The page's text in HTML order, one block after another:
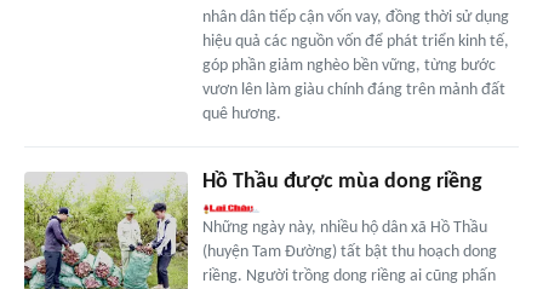
nhân dân tiếp cận vốn vay, đồng thời sử dụng
hiệu quả các nguồn vốn để phát triển kinh tế,
góp phần giảm nghèo bền vững, từng bước
vươn lên làm giàu chính đáng trên mảnh đất
quê hương.
Hồ Thầu được mùa dong riềng
Những ngày này, nhiều hộ dân xã Hồ Thầu
(huyện Tam Đường) tất bật thu hoạch dong
riềng. Người trồng dong riềng ai cũng phấn